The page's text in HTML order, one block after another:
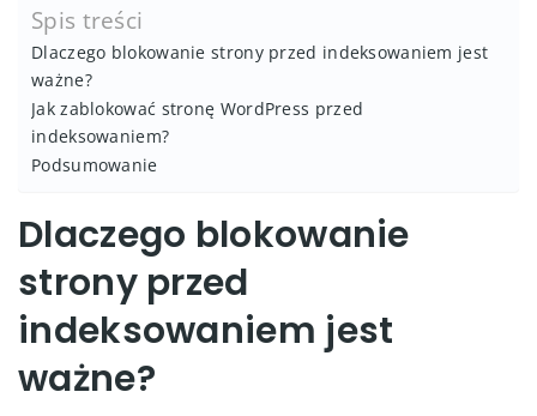
Spis treści
Dlaczego blokowanie strony przed indeksowaniem jest
ważne?
Jak zablokować stronę WordPress przed
indeksowaniem?
Podsumowanie
Dlaczego blokowanie
strony przed
indeksowaniem jest
ważne?